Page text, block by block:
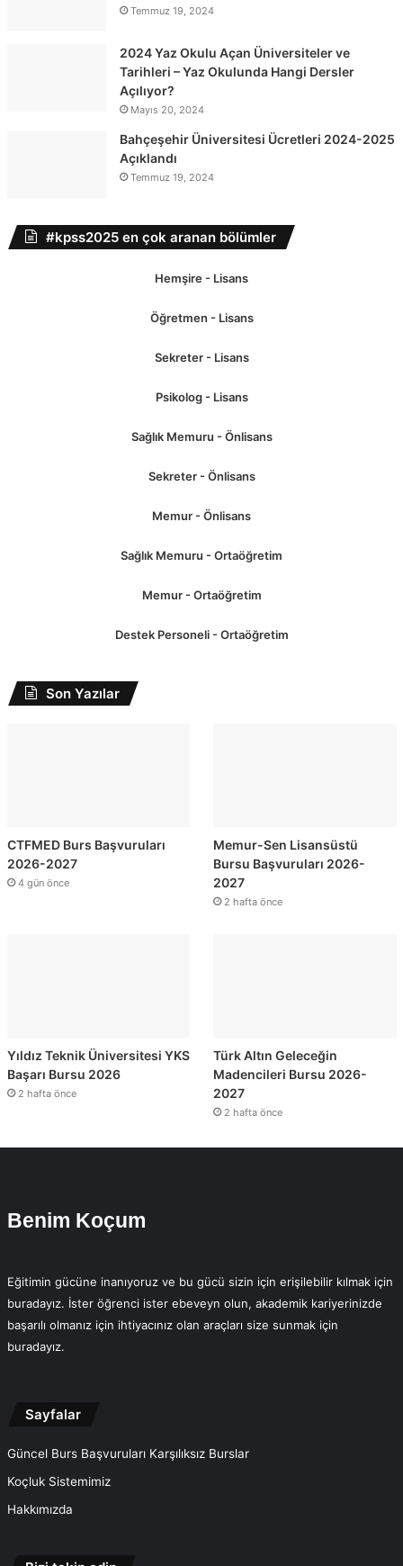
Temmuz 19, 2024
2024 Yaz Okulu Açan Üniversiteler ve
Tarihleri – Yaz Okulunda Hangi Dersler
Açılıyor?
Mayıs 20, 2024
Bahçeşehir Üniversitesi Ücretleri 2024-2025
Açıklandı
Temmuz 19, 2024
#kpss2025 en çok aranan bölümler
Hemşire - Lisans
Öğretmen - Lisans
Sekreter - Lisans
Psikolog - Lisans
Sağlık Memuru - Önlisans
Sekreter - Önlisans
Memur - Önlisans
Sağlık Memuru - Ortaöğretim
Memur - Ortaöğretim
Destek Personeli - Ortaöğretim
Son Yazılar
CTFMED Burs Başvuruları
2026-2027
4 gün önce
Memur-Sen Lisansüstü
Bursu Başvuruları 2026-
2027
2 hafta önce
Yıldız Teknik Üniversitesi YKS
Başarı Bursu 2026
2 hafta önce
Türk Altın Geleceğin
Madencileri Bursu 2026-
2027
2 hafta önce
Benim Koçum
Eğitimin gücüne inanıyoruz ve bu gücü sizin için erişilebilir kılmak için
buradayız. İster öğrenci ister ebeveyn olun, akademik kariyerinizde
başarılı olmanız için ihtiyacınız olan araçları size sunmak için
buradayız.
Sayfalar
Güncel Burs Başvuruları Karşılıksız Burslar
Koçluk Sistemimiz
Hakkımızda